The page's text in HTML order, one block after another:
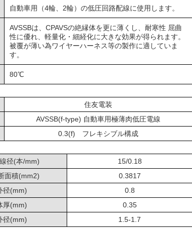
自動車用（4輪、2輪）の低圧回路配線に使用します。
AVSSBは、CPAVSの絶縁体を更に薄くし、耐寒性 屈曲
性に優れ、軽量化・細経化に大きな効果が得られます。
被覆が薄い為ワイヤーハーネス等の製作に適していま
す。
80℃
住友電装
AVSSB(f-type) 自動車用極薄肉低圧電線
0.3(f) フレキシブル構成
径(本/mm)
15/0.18
面積(mm2)
0.3817
径(mm)
0.8
厚(mm)
0.35
径(mm)
1.5-1.7